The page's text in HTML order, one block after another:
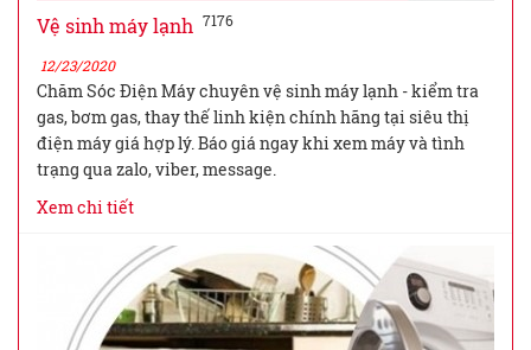
Vệ sinh máy lạnh 7176
12/23/2020
Chăm Sóc Điện Máy chuyên vệ sinh máy lạnh - kiểm tra
gas, bơm gas, thay thế linh kiện chính hãng tại siêu thị
điện máy giá hợp lý. Báo giá ngay khi xem máy và tình
trạng qua zalo, viber, message.
Xem chi tiết